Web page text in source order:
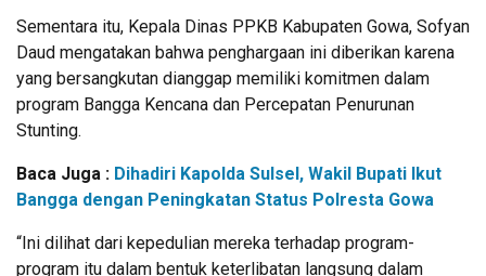
Sementara itu, Kepala Dinas PPKB Kabupaten Gowa, Sofyan
Daud mengatakan bahwa penghargaan ini diberikan karena
yang bersangkutan dianggap memiliki komitmen dalam
program Bangga Kencana dan Percepatan Penurunan
Stunting.
Baca Juga : Dihadiri Kapolda Sulsel, Wakil Bupati Ikut
Bangga dengan Peningkatan Status Polresta Gowa
“Ini dilihat dari kepedulian mereka terhadap program-
program itu dalam bentuk keterlibatan langsung dalam